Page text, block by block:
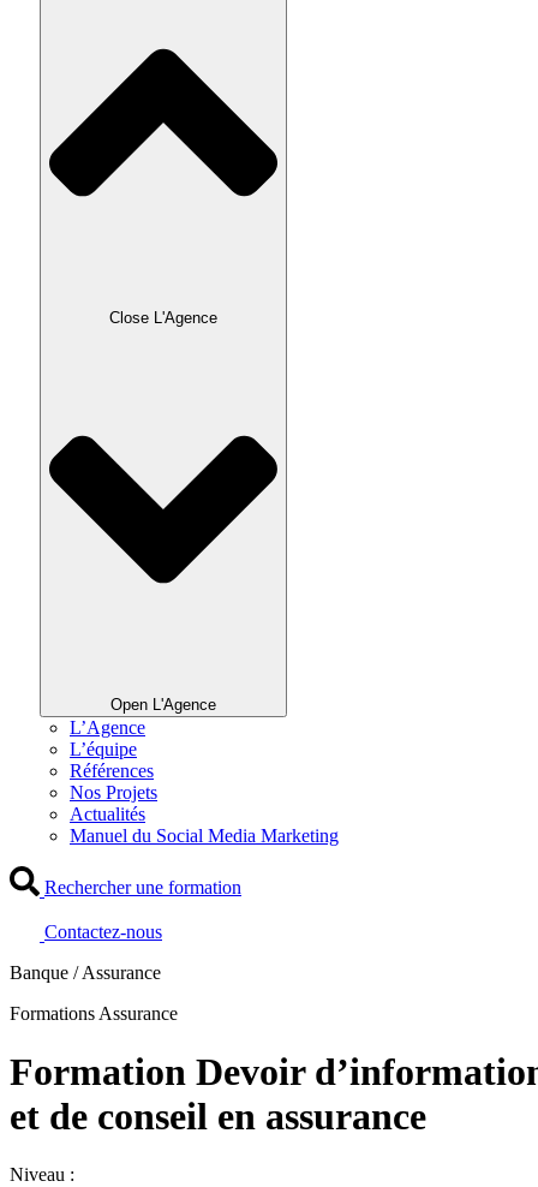
Close L'Agence
Open L'Agence
L’Agence
L’équipe
Références
Nos Projets
Actualités
Manuel du Social Media Marketing
Rechercher une formation
Contactez-nous
Banque / Assurance
Formations Assurance
Formation Devoir
et de conseil en assurance
Niveau :